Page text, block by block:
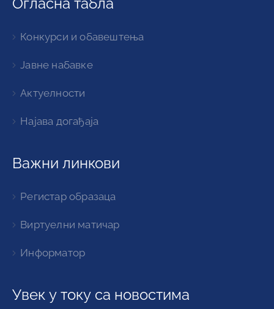
Конкурси и обавештења
Јавне набавке
Актуелности
Најава догађаја
Важни линкови
Регистар образаца
Виртуелни матичар
Информатор
Увек у току са новостима